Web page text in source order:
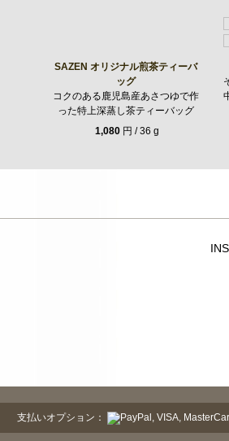
SAZEN オリジナル煎茶ティーバ
ッグ
コクのある鹿児島産あさつゆで作
った特上深蒸し茶ティーバッグ
1,080円 / 36 g
支払いオプション：